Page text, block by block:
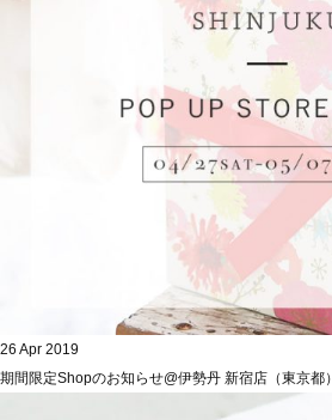
26 Apr 2019
期間限定Shopのお知らせ@伊勢丹 新宿店（東京都）